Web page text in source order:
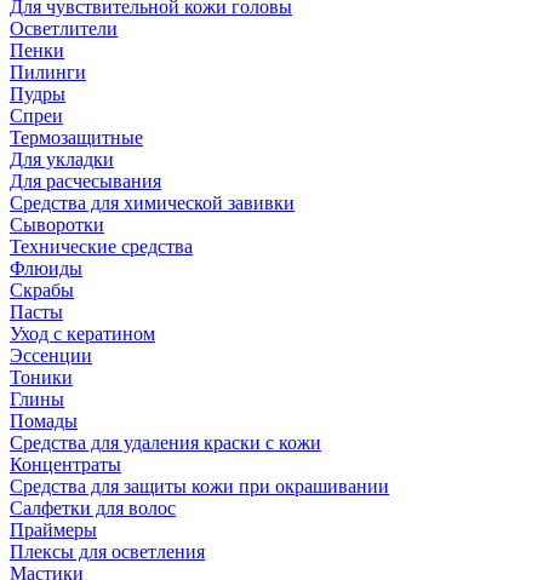
Для чувствительной кожи головы
Осветлители
Пенки
Пилинги
Пудры
Спреи
Термозащитные
Для укладки
Для расчесывания
Средства для химической завивки
Сыворотки
Технические средства
Флюиды
Скрабы
Пасты
Уход с кератином
Эссенции
Тоники
Глины
Помады
Средства для удаления краски с кожи
Концентраты
Средства для защиты кожи при окрашивании
Салфетки для волос
Праймеры
Плексы для осветления
Мастики